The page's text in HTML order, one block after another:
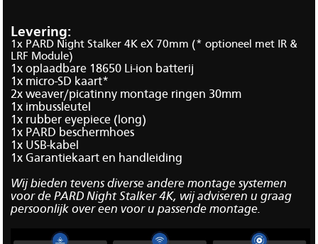
Levering:
1x PARD Night Stalker 4K eX 70mm (* optioneel met IR &
LRF Module)
1x oplaadbare 18650 Li-ion batterij
1x micro-SD kaart*
2x weaver/picatinny montage ringen 30mm
1x imbussleutel
1x rubber eyepiece (long)
1x PARD beschermhoes
1x USB-kabel
1x Garantiekaart en handleiding
Wij bieden tevens diverse andere montage systemen
voor de PARD Night Stalker 4K, wij adviseren u graag
persoonlijk over een voor u passende montage.